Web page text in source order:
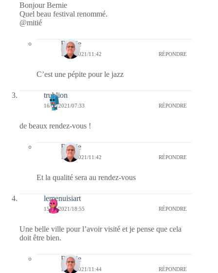
Bonjour Bernie
Quel beau festival renommé.
@mitié
Bernie
16/05/2021/11:42 RÉPONDRE
C’est une pépite pour le jazz
trublion
16/05/2021/07:33 RÉPONDRE
de beaux rendez-vous !
Bernie
16/05/2021/11:42 RÉPONDRE
Et la qualité sera au rendez-vous
lemenuisiart
15/05/2021/18:55 RÉPONDRE
Une belle ville pour l’avoir visité et je pense que cela
doit être bien.
Bernie
16/05/2021/11:44 RÉPONDRE